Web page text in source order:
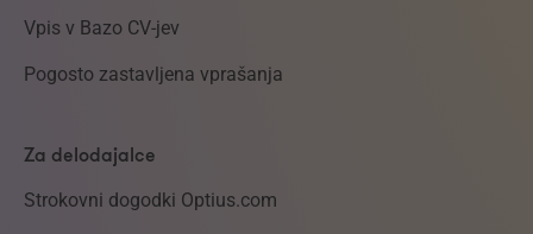
Vpis v Bazo CV-jev
Pogosto zastavljena vprašanja
Za delodajalce
Strokovni dogodki Optius.com